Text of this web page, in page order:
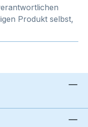
Produkt selbst,